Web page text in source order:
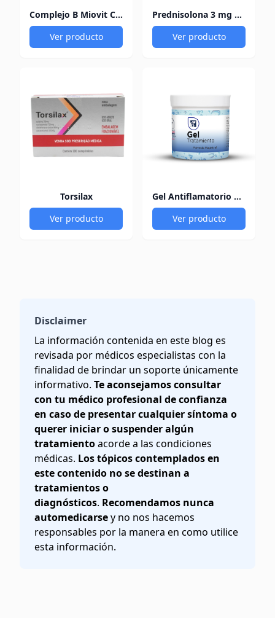
Complejo B Miovit Cofasa
Ver producto
Prednisolona 3 mg Pediacort
Ver producto
Torsilax
Ver producto
Gel Antiflamatorio 60Gr
Ver producto
Disclaimer
La información contenida en este blog es
revisada por médicos especialistas con la
finalidad de brindar un soporte únicamente
informativo. Te aconsejamos consultar
con tu médico profesional de confianza
en caso de presentar cualquier síntoma o
querer iniciar o suspender algún
tratamientoacorde a las condiciones
médicas. Los tópicos contemplados en
este contenido no se destinan a
tratamientos o
diagnósticos. Recomendamos nunca
automedicarsey no nos hacemos
responsables por la manera en como utilice
esta información.